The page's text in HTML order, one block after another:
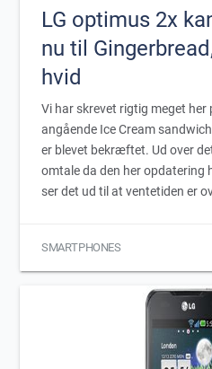
LG optimus 2x
nu til
hvid
Vi har skrevet rigtig meget
angående Ice Cream
er blevet bekræftet. Ud over
omtale da den her opdatering
ser det ud til at ventetiden er
SMARTPHONES